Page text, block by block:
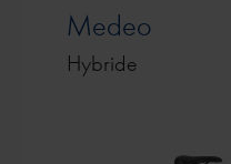
Medeo
Hybride